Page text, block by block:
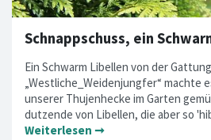
Ein Schwarm Libellen von der Gattung
„Westliche_Weidenjungfer“ machte
unserer Thujenhecke im Garten
dutzende von Libellen, die aber so
Weiterlesen ➞